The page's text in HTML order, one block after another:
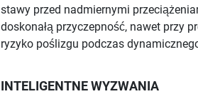
stawy przed nadmiernymi
doskonałą przyczepność, nawet przy
ryzyko poślizgu podczas
INTELIGENTNE WYZWANIA